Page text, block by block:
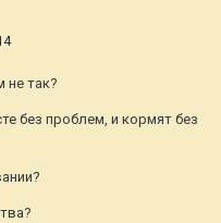
не так?
без проблем, и кормят без